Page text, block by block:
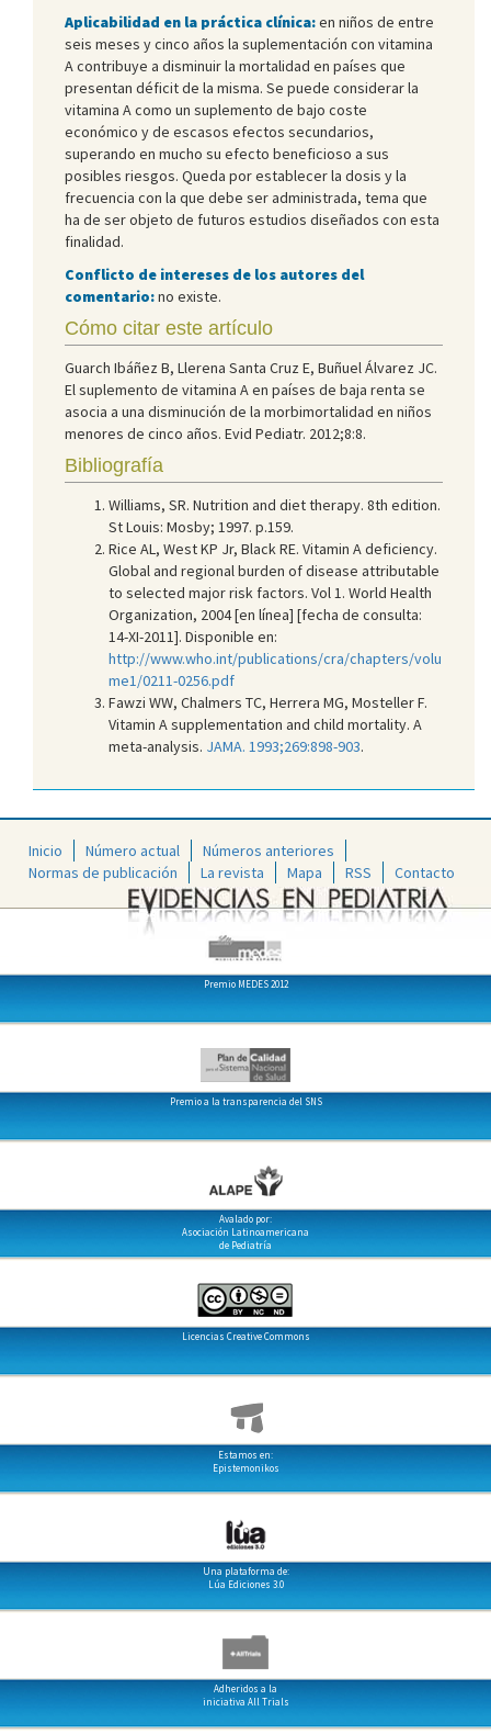
Aplicabilidad en la práctica clínica:en niños de entre
seis meses y cinco años la suplementación con vitamina
A contribuye a disminuir la mortalidad en países que
presentan déficit de la misma. Se puede considerar la
vitamina A como un suplemento de bajo coste
económico y de escasos efectos secundarios,
superando en mucho su efecto beneficioso a sus
posibles riesgos. Queda por establecer la dosis y la
frecuencia con la que debe ser administrada, tema que
ha de ser objeto de futuros estudios diseñados con esta
finalidad.
Conflicto de intereses de los autores del
comentario:no existe.
Cómo citar este artículo
Guarch Ibáñez B, Llerena Santa Cruz E, Buñuel Álvarez JC.
El suplemento de vitamina A en países de baja renta se
asocia a una disminución de la morbimortalidad en niños
menores de cinco años. Evid Pediatr. 2012;8:8.
Bibliografía
Williams, SR. Nutrition and diet therapy. 8th edition.
St Louis: Mosby; 1997. p.159.
Rice AL, West KP Jr, Black RE. Vitamin A deficiency.
Global and regional burden of disease attributable
to selected major risk factors. Vol 1. World Health
Organization, 2004 [en línea] [fecha de consulta:
14-XI-2011]. Disponible en:
http://www.who.int/publications/cra/chapters/volu
me1/0211-0256.pdf
Fawzi WW, Chalmers TC, Herrera MG, Mosteller F.
Vitamin A supplementation and child mortality. A
meta-analysis. JAMA. 1993;269:898-903.
Inicio Número actual
Números anteriores
Normas de publicación
La revista Mapa RSS Contacto
Premio MEDES 2012
Premio a la transparencia del SNS
Avalado por:
Asociación Latinoamericana
de Pediatría
Licencias Creative Commons
Estamos en:
Epistemonikos
Una plataforma de:
Lúa Ediciones 3.0
Adheridos a la
iniciativa All Trials